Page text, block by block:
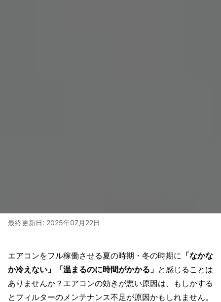
最終更新日: 2025年07月22日
エアコンをフル稼働させる夏の時期・冬の時期に 「なかな
か冷えない」「温まるのに時間がかかる」 と感じることは
ありませんか？エアコンの効きが悪い原因は、もしかする
とフィルターのメンテナンス不足が原因かもしれません。